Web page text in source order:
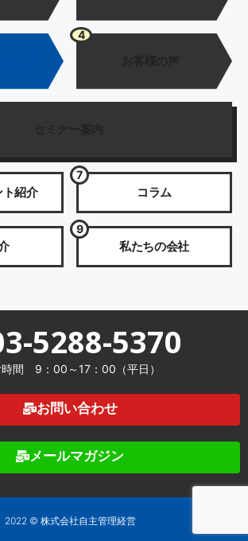
4
ト紹介 コラム
7
私たちの会社
9
5288-5370
間 9：00～17：00（平日）
お問い合わせ
メールマガジン
2022 © 株式会社自主管理経営